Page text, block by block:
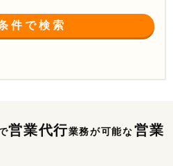
件で検索
営業代行業務が可能な営業